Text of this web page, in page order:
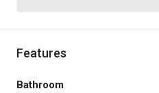
Features
Bathroom